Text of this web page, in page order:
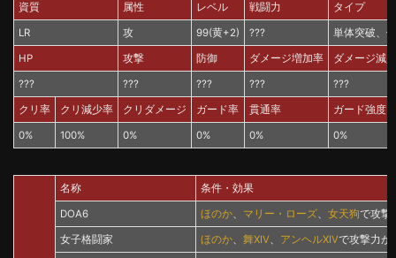
資質 属性 レベル 戦闘力 タイプ
LR 攻 99(黄+2) ??? 単体突破、
HP 攻撃 防御 ダメージ増加率 ダメージ減
??? ??? ??? ??? ???
クリ率 クリ減少率 クリダメージ ガード率 貫通率 ガード強度
0% 100% 0% 0% 0% 0%
名称 条件・効果
DOA6 ほのか、 マリー・ローズ、 女天狗で攻撃
女子格闘家 ほのか、 舞XIV、 アンヘルXIVで攻撃力が